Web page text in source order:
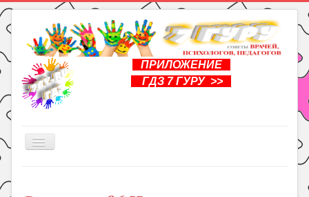
ПРИЛОЖЕНИЕ
ГДЗ 7 ГУРУ >>
Включить/